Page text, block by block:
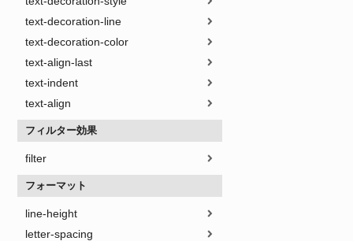
text-decoration-line
text-decoration-color
text-align-last
text-indent
text-align
フィルター効果
filter
フォーマット
line-height
letter-spacing